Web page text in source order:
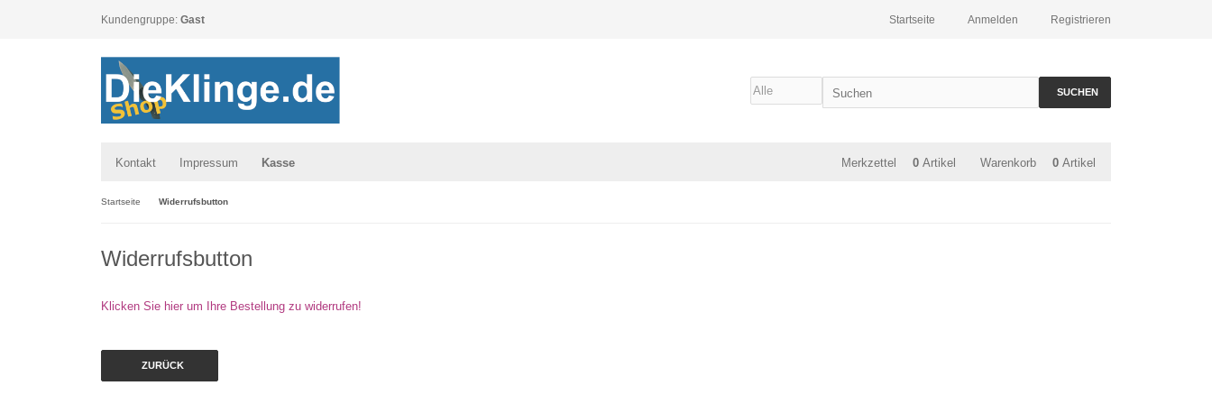
Kundengruppe: Gast Registrieren
Anmelden
Startseite
SUCHEN
Kontakt Impressum Kasse Warenkorb 0 Artikel
Merkzettel 0 Artikel
Startseite Widerrufsbutton
Widerrufsbutton
Klicken Sie hier um Ihre Bestellung zu widerrufen!
ZURÜCK